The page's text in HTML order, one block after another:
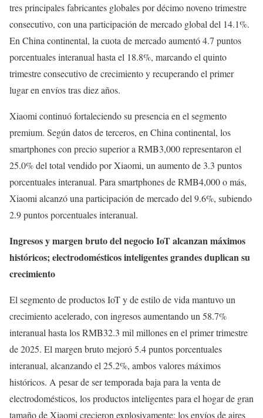
tres principales fabricantes globales por décimo noveno trimestre
consecutivo, con una participación de mercado global del 14.1%.
En China continental, la cuota de mercado aumentó 4.7 puntos
porcentuales interanual hasta el 18.8%, marcando el quinto
trimestre consecutivo de crecimiento y recuperando el primer
lugar en envíos tras diez años.
Xiaomi continuó fortaleciendo su presencia en el segmento
premium. Según datos de terceros, en China continental, los
smartphones con precio superior a RMB3,000 representaron el
25.0% del total vendido por Xiaomi, un aumento de 3.3 puntos
porcentuales interanual. Para smartphones de RMB4,000 o más,
Xiaomi alcanzó una participación de mercado del 9.6%, subiendo
2.9 puntos porcentuales interanual.
Ingresos y margen bruto del negocio IoT alcanzan máximos
históricos; electrodomésticos inteligentes grandes duplican su
crecimiento
El segmento de productos IoT y de estilo de vida mantuvo un
crecimiento acelerado, con ingresos aumentando un 58.7%
interanual hasta los RMB32.3 mil millones en el primer trimestre
de 2025. El margen bruto mejoró 5.4 puntos porcentuales
interanual, alcanzando el 25.2%, ambos valores máximos
históricos. A pesar de ser temporada baja para la venta de
electrodomésticos, los productos inteligentes para el hogar de gran
tamaño de Xiaomi crecieron explosivamente: los envíos de aires